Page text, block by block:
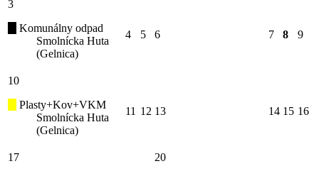
3
Komunálny odpad
Smolnícka Huta
(Gelnica)
4 5 6 7 8 9
10
Plasty+Kov+VKM
Smolnícka Huta
(Gelnica)
11 12 13 14 15 16
17
20